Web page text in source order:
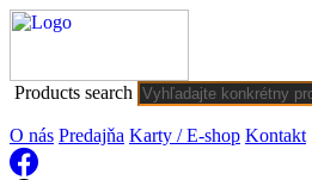
Products search
O nás Predajňa Karty / E-shop Kontakt